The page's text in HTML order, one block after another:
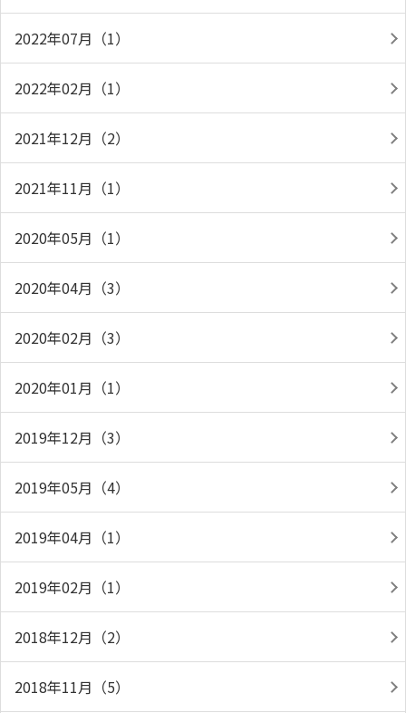
2022年07月（1）
2022年02月（1）
2021年12月（2）
2021年11月（1）
2020年05月（1）
2020年04月（3）
2020年02月（3）
2020年01月（1）
2019年12月（3）
2019年05月（4）
2019年04月（1）
2019年02月（1）
2018年12月（2）
2018年11月（5）